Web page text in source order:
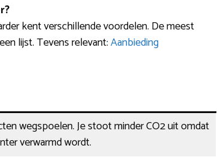
kent verschillende voordelen. De meest
lijst. Tevens relevant:Aanbieding
wegspoelen. Je stoot minder CO2 uit omdat
verwarmd wordt.